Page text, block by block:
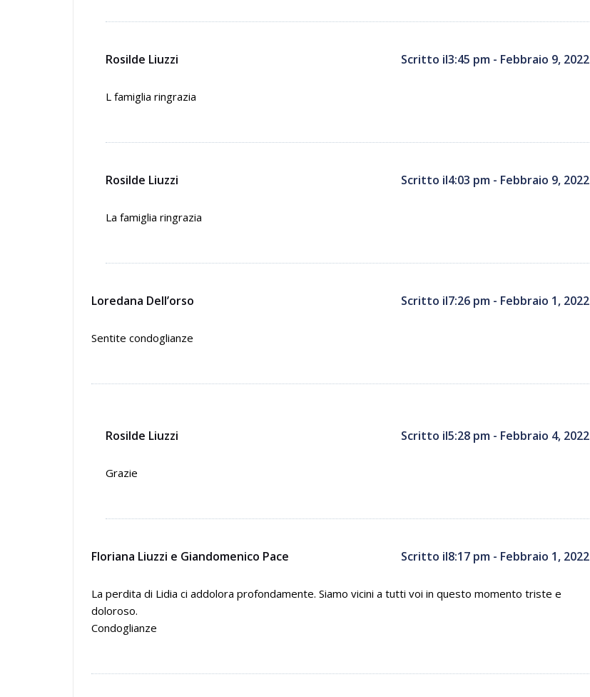
Rosilde Liuzzi Scritto il3:45 pm - Febbraio 9, 2022
L famiglia ringrazia
Rosilde Liuzzi Scritto il4:03 pm - Febbraio 9, 2022
La famiglia ringrazia
Loredana Dell’orso Scritto il7:26 pm - Febbraio 1, 2022
Sentite condoglianze
Rosilde Liuzzi Scritto il5:28 pm - Febbraio 4, 2022
Grazie
Floriana Liuzzi e Giandomenico Pace Scritto il8:17 pm - Febbraio 1, 2022
La perdita di Lidia ci addolora profondamente. Siamo vicini a tutti voi in questo momento triste e
doloroso.
Condoglianze